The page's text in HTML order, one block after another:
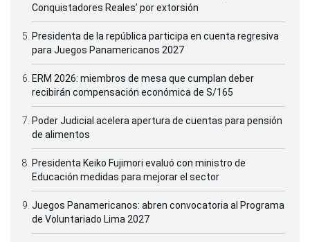
Conquistadores Reales’ por extorsión
Presidenta de la república participa en cuenta regresiva
para Juegos Panamericanos 2027
ERM 2026: miembros de mesa que cumplan deber
recibirán compensación económica de S/165
Poder Judicial acelera apertura de cuentas para pensión
de alimentos
Presidenta Keiko Fujimori evaluó con ministro de
Educación medidas para mejorar el sector
Juegos Panamericanos: abren convocatoria al Programa
de Voluntariado Lima 2027